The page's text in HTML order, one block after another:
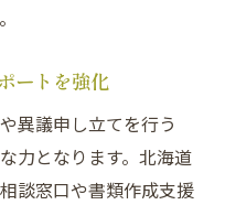
ートを強化
異議申し立てを行う
力となります。北海道
談窓口や書類作成支援